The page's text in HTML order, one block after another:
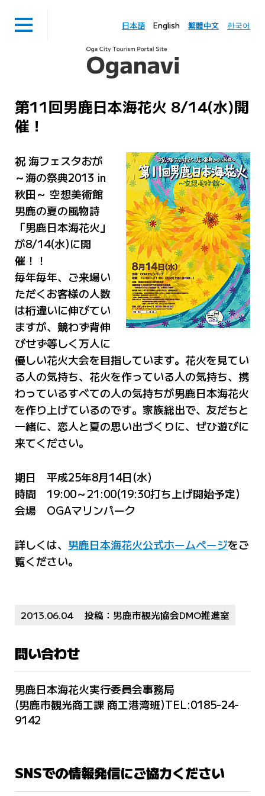
日本語 English 繁體中文 한국어
第11回男鹿日本海花火 8/14(水)開
催！
祝 海フェスタおが
～海の祭典2013 in
秋田～ 空想美術館
男鹿の夏の風物詩
「男鹿日本海花火」
が8/14(水)に開
催！！
毎年毎年、ご来場い
ただくお客様の人数
は桁違いに伸びてい
ますが、競わず背伸
びせず等しく万人に
優しい花火大会を目指しています。花火を見てい
る人の気持ち、花火を作っている人の気持ち、携
わっているすべての人の気持ちが男鹿日本海花火
を作り上げているのです。家族総出で、友だちと
一緒に、恋人と夏の思い出づくりに、ぜひ遊びに
来てください。
期日 平成25年8月14日(水)
時間 19:00～21:00(19:30打ち上げ開始予定)
会場 OGAマリンパーク
詳しくは、 男鹿日本海花火公式ホームページをご
覧ください。
2013.06.04 投稿：男鹿市観光協会DMO推進室
問い合わせ
男鹿日本海花火実行委員会事務局
(男鹿市観光商工課 商工港湾班)TEL:0185-24-
9142
SNSでの情報発信にご協力ください